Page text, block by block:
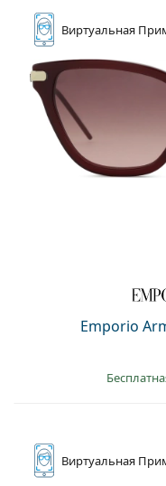
Виртуальная
Emporio
Виртуальная